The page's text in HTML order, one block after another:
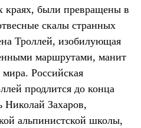
краях, были превращены в
скалы странных
Троллей, изобилующая
маршрутами, манит
мира. Российская
продлится до конца
Николай Захаров,
альпинистской школы,